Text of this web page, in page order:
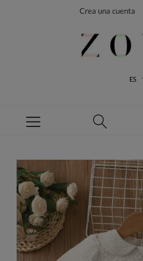
Crea una cuenta
ES